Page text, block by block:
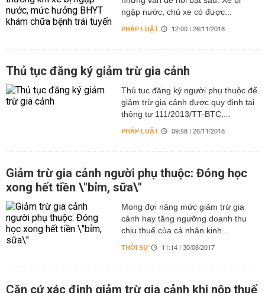
ngập nước, chủ xe có được...
PHÁP LUẬT 12:00 | 26/11/2018
Thủ tục đăng ký giảm trừ gia cảnh
Thủ tục đăng ký người phụ thuộc để
giảm trừ gia cảnh được quy định tại
thông tư 111/2013/TT-BTC,...
PHÁP LUẬT 09:58 | 26/11/2018
Giảm trừ gia cảnh người phụ thuộc: Đóng học
xong hết tiền \"bỉm, sữa\"
Mong đợi nâng mức giảm trừ gia
cảnh hay tăng ngưỡng doanh thu
chịu thuế của cá nhân kinh...
THỜI SỰ 11:14 | 30/08/2017
Căn cứ xác định giảm trừ gia cảnh khi nộp thuế